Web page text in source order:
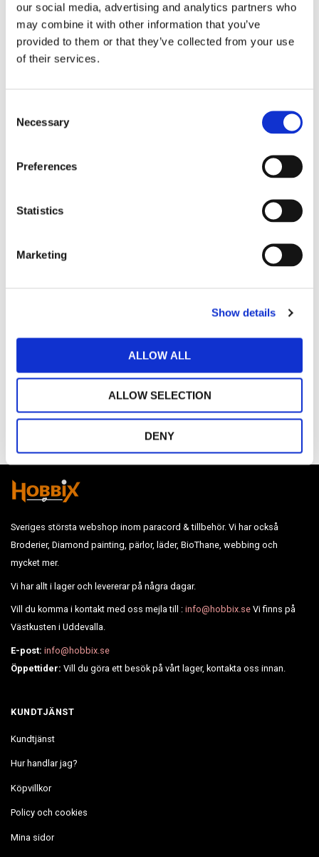
our social media, advertising and analytics partners who
may combine it with other information that you’ve
provided to them or that they’ve collected from your use
of their services.
Necessary
Preferences
Statistics
Marketing
Show details
ALLOW ALL
ALLOW SELECTION
DENY
Omdömen
Paracord Lina
6,90
Sveriges största webshop inom paracord & tillbehör. Vi har också
Broderier, Diamond painting, pärlor, läder, BioThane, webbing och
mycket mer.
Vi har allt i lager och levererar på några dagar.
Vill du komma i kontakt med oss mejla till :info@hobbix.se Vi finns på
Västkusten i Uddevalla.
E-post: info@hobbix.se
Öppettider: Vill du göra ett besök på vårt lager, kontakta oss innan.
KUNDTJÄNST
Kundtjänst
Hur handlar jag?
Köpvillkor
Policy och cookies
Mina sidor